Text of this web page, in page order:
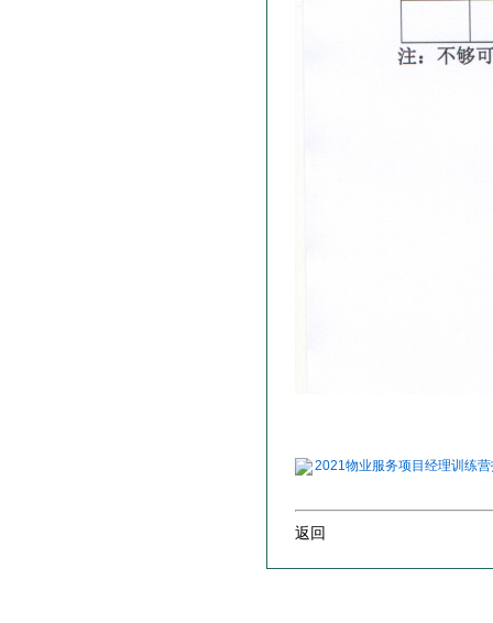
2021物业服务项目经理训练
返回